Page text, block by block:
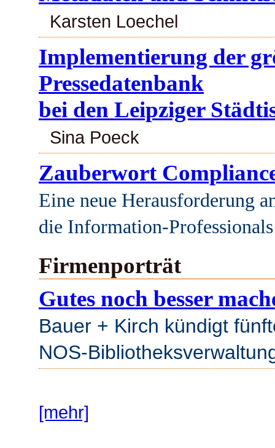
Karsten Loechel
Implementierung der
Pressedatenbank
bei den Leipziger
Sina Poeck
Zauberwort
Eine neue Herausforderung
die Information-Professionals
Firmenporträt
Gutes noch besser
Bauer + Kirch kündigt
NOS-
[mehr]